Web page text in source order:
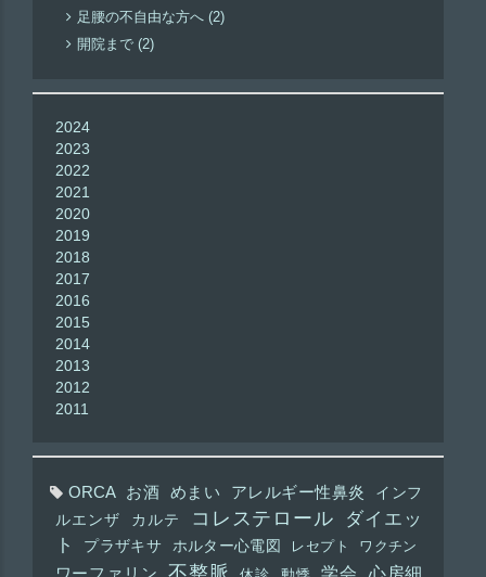
足腰の不自由な方へ (2)
開院まで (2)
2024
2023
2022
2021
2020
2019
2018
2017
2016
2015
2014
2013
2012
2011
ORCA お酒 めまい アレルギー性鼻炎
インフ
ルエンザ
カルテ コレステロール
ダイエッ
ト
プラザキサ ホルター心電図 レセプト ワクチン
ワーファリン 不整脈 学会
心房細